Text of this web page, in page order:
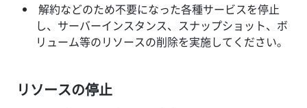
解約などのため不要になった各種サービスを停止
し、サーバーインスタンス、スナップショット、ボ
リューム等のリソースの削除を実施してください。
リソースの停止